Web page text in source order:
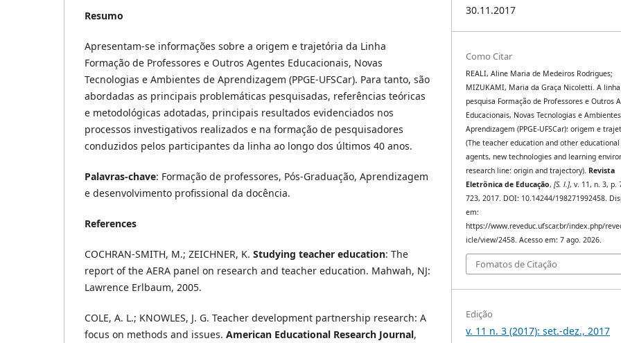
Resumo
Apresentam-se informações sobre a origem e trajetória da Linha
Formação de Professores e Outros Agentes Educacionais, Novas
Tecnologias e Ambientes de Aprendizagem (PPGE-UFSCar). Para tanto, são
abordadas as principais problemáticas pesquisadas, referências teóricas
e metodológicas adotadas, principais resultados evidenciados nos
processos investigativos realizados e na formação de pesquisadores
conduzidos pelos participantes da linha ao longo dos últimos 40 anos.
Palavras-chave: Formação de professores, Pós-Graduação, Aprendizagem
e desenvolvimento profissional da docência.
References
COCHRAN-SMITH, M.; ZEICHNER, K. Studying teacher education: The
report of the AERA panel on research and teacher education. Mahwah, NJ:
Lawrence Erlbaum, 2005.
COLE, A. L.; KNOWLES, J. G. Teacher development partnership research: A
focus on methods and issues. American Educational Research Journal,
30.11.2017
Como Citar
REALI, Aline Maria de Medeiros Rodrigues;
MIZUKAMI, Maria da Graça Nicoletti. A
pesquisa Formação de Professores e Outros
Educacionais, Novas Tecnologias e
Aprendizagem (PPGE-UFSCar): origem e
(The teacher education and other educational
agents, new technologies and learning
research line: origin and trajectory). Revista
Eletrônica de Educação,[S. l.], v. 11, n. 3, p.
723, 2017. DOI: 10.14244/198271992458.
em:
https://www.reveduc.ufscar.br/index.php/
icle/view/2458. Acesso em: 7 ago. 2026.
Fomatos de Citação
Edição
v. 11 n. 3 (2017): set.-dez., 2017